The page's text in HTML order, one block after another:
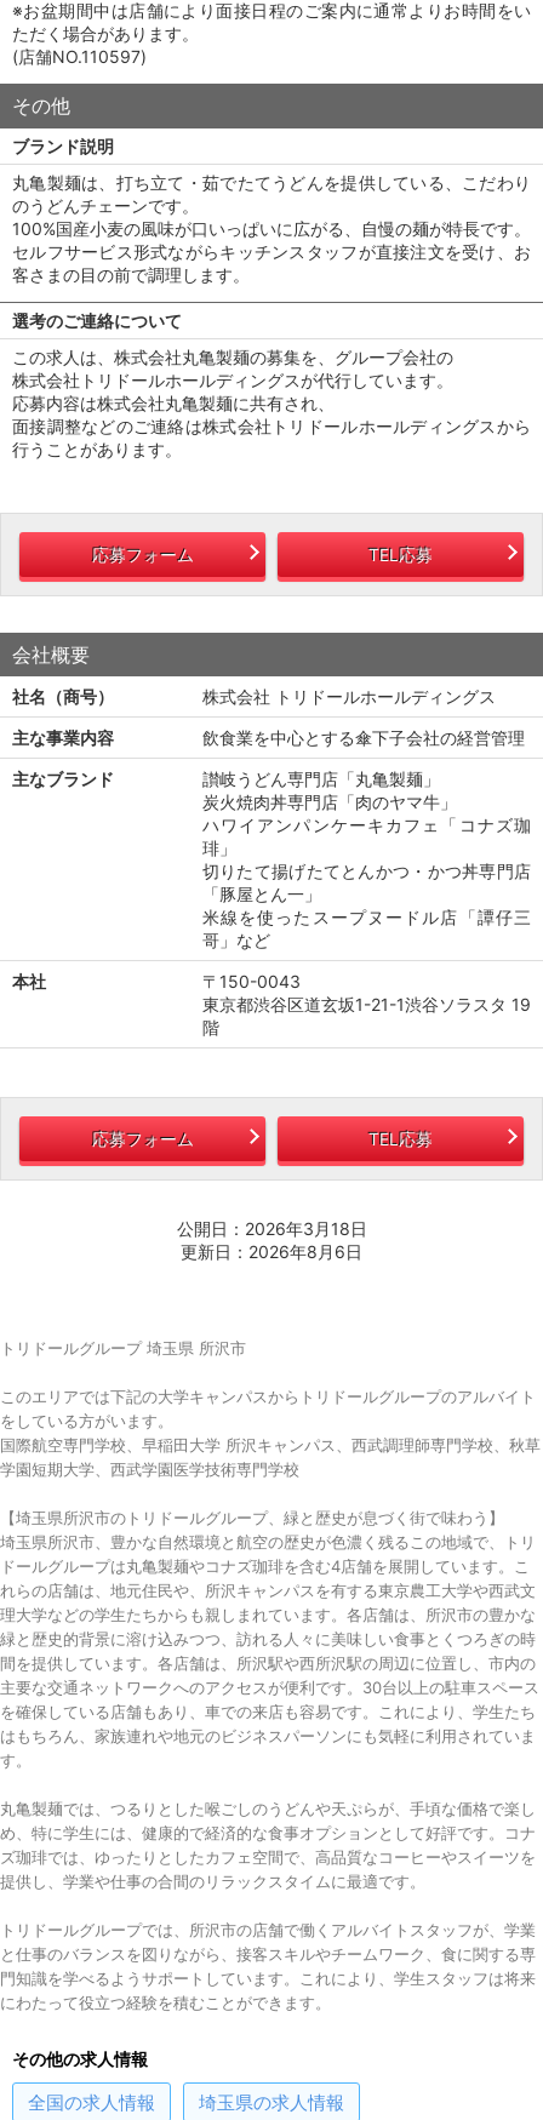
※お盆期間中は店舗により面接日程のご案内に通常よりお時間をい
ただく場合があります。
(店舗NO.110597)
その他
ブランド説明
丸亀製麺は、打ち立て・茹でたてうどんを提供している、こだわり
のうどんチェーンです。
100%国産小麦の風味が口いっぱいに広がる、自慢の麺が特長です。
セルフサービス形式ながらキッチンスタッフが直接注文を受け、お
客さまの目の前で調理します。
選考のご連絡について
この求人は、株式会社丸亀製麺の募集を、グループ会社の
株式会社トリドールホールディングスが代行しています。
応募内容は株式会社丸亀製麺に共有され、
面接調整などのご連絡は株式会社トリドールホールディングスから
行うことがあります。
応募フォーム TEL応募
会社概要
社名（商号）
株式会社 トリドールホールディングス
主な事業内容
飲食業を中心とする傘下子会社の経営管理
主なブランド
讃岐うどん専門店「丸亀製麺」
炭火焼肉丼専門店「肉のヤマ牛」
ハワイアンパンケーキカフェ「コナズ珈
琲」
切りたて揚げたてとんかつ・かつ丼専門店
「豚屋とん一」
米線を使ったスープヌードル店「譚仔三
哥」など
本社
〒150-0043
東京都渋谷区道玄坂1-21-1渋谷ソラスタ 19
階
応募フォーム TEL応募
公開日：2026年3月18日
更新日：2026年8月6日
トリドールグループ 埼玉県 所沢市
このエリアでは下記の大学キャンパスからトリドールグループのアルバイト
をしている方がいます。
国際航空専門学校、早稲田大学 所沢キャンパス、西武調理師専門学校、秋草
学園短期大学、西武学園医学技術専門学校
【埼玉県所沢市のトリドールグループ、緑と歴史が息づく街で味わう】
埼玉県所沢市、豊かな自然環境と航空の歴史が色濃く残るこの地域で、トリ
ドールグループは丸亀製麺やコナズ珈琲を含む4店舗を展開しています。こ
れらの店舗は、地元住民や、所沢キャンパスを有する東京農工大学や西武文
理大学などの学生たちからも親しまれています。各店舗は、所沢市の豊かな
緑と歴史的背景に溶け込みつつ、訪れる人々に美味しい食事とくつろぎの時
間を提供しています。各店舗は、所沢駅や西所沢駅の周辺に位置し、市内の
主要な交通ネットワークへのアクセスが便利です。30台以上の駐車スペース
を確保している店舗もあり、車での来店も容易です。これにより、学生たち
はもちろん、家族連れや地元のビジネスパーソンにも気軽に利用されていま
す。
丸亀製麺では、つるりとした喉ごしのうどんや天ぷらが、手頃な価格で楽し
め、特に学生には、健康的で経済的な食事オプションとして好評です。コナ
ズ珈琲では、ゆったりとしたカフェ空間で、高品質なコーヒーやスイーツを
提供し、学業や仕事の合間のリラックスタイムに最適です。
トリドールグループでは、所沢市の店舗で働くアルバイトスタッフが、学業
と仕事のバランスを図りながら、接客スキルやチームワーク、食に関する専
門知識を学べるようサポートしています。これにより、学生スタッフは将来
にわたって役立つ経験を積むことができます。
その他の求人情報
全国の求人情報 埼玉県の求人情報